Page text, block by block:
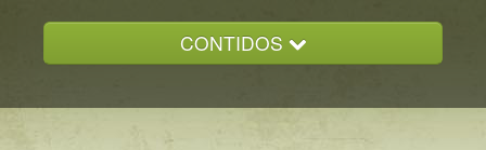
CONTIDOS
GALICIA ENCANTADA